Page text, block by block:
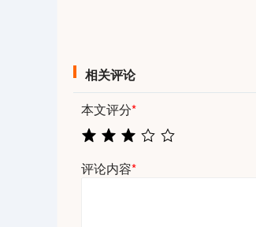
相关评论
本文评分*
评论内容*